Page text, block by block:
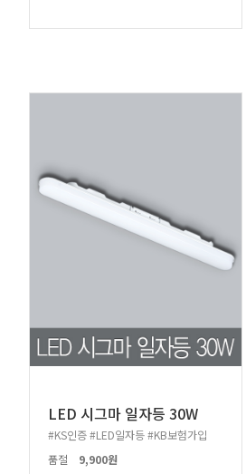
LED 시그마 일자등 30W
#KS인증 #LED일자등 #KB보험가입
품절
9,900원